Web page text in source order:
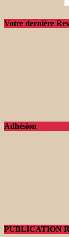
Votre dernière
Adhésion
PUBLICATION